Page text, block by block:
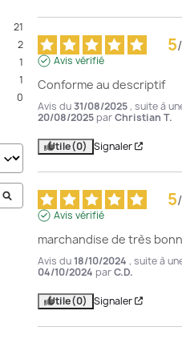
21
2
1
1
0
5/
Avis vérifié
Conforme au descriptif
Avis du 31/08/2025, suite à
20/08/2025 parChristian T.
Utile(0) Signaler
5/
Avis vérifié
marchandise de très
Avis du18/10/2024 , suite à
04/10/2024 parC.D.
Utile(0) Signaler